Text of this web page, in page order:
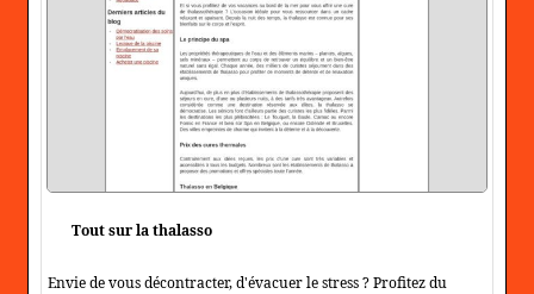
Tout sur la thalasso
Envie de vous décontracter, d'évacuer le stress ? Profitez du